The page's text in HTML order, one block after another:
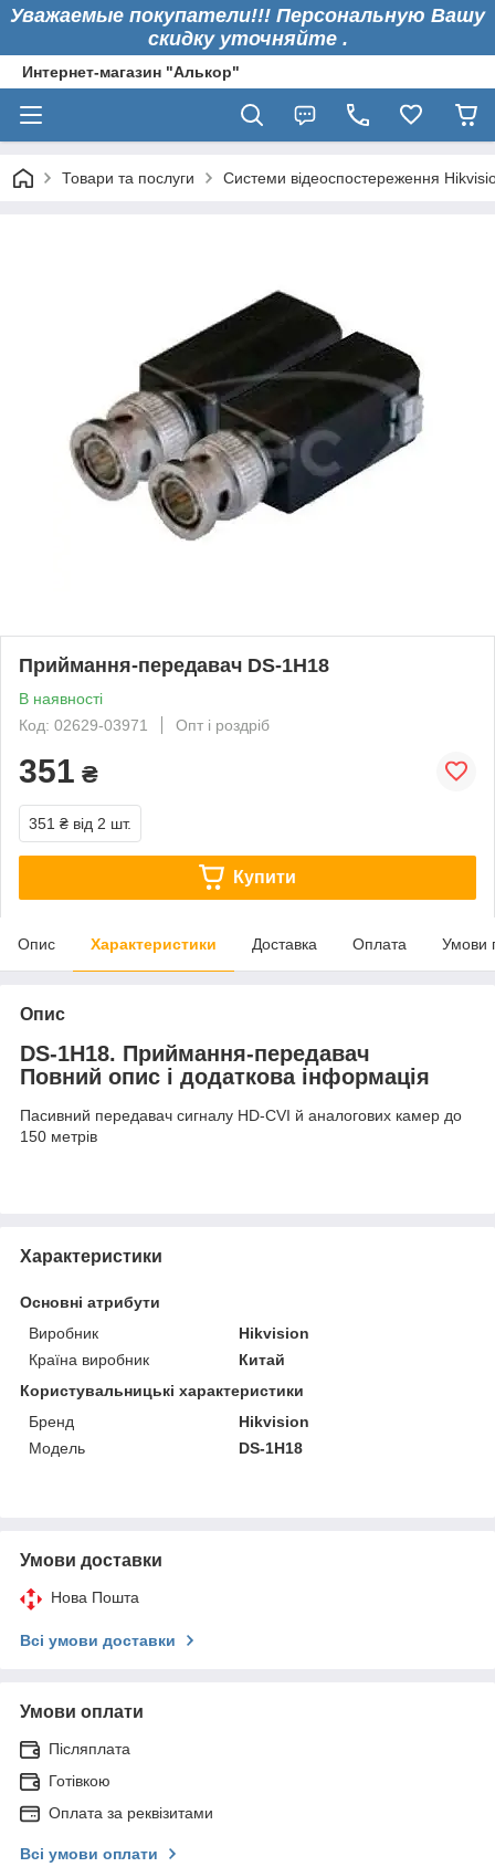
Уважаемые покупатели!!! Персональную Вашу
скидку уточняйте .
Интернет-магазин "Алькор"
Товари та послуги Системи відеоспостереження
Приймання-передавач DS-1H18
В наявності
Код: 02629-03971
Опт і роздріб
351 ₴
351 ₴ від 2 шт.
Купити
Опис Характеристики Доставка Оплата Умови
Опис
DS-1H18. Приймання-передавач
Повний опис і додаткова інформація
Пасивний передавач сигналу HD-CVI й аналогових камер до
150 метрів
Характеристики
Основні атрибути
Виробник
Hikvision
Країна виробник
Китай
Користувальницькі характеристики
Бренд
Hikvision
Модель
DS-1H18
Умови доставки
Нова Пошта
Всі умови доставки
Умови оплати
Післяплата
Готівкою
Оплата за реквізитами
Всі умови оплати